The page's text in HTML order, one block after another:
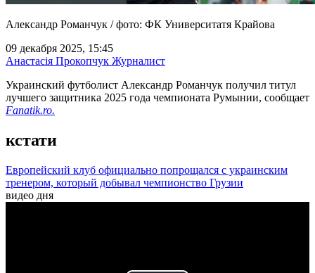
Александр Романчук / фото: ФК Университатя Крайова
09 декабря 2025, 15:45
Анастасія Прокопчук Журналист
Украинский футболист Александр Романчук получил титул
лучшего защитника 2025 года чемпионата Румынии, сообщает
Fanatik.ro.
кстати
Европейский клуб официально попрощался с украинским
тренером, который добывал чемпионство Грузии
видео дня